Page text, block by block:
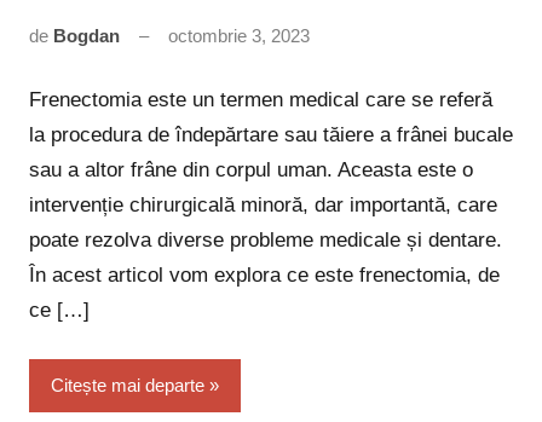
de Bogdan octombrie 3, 2023
Frenectomia este un termen medical care se referă
la procedura de îndepărtare sau tăiere a frânei bucale
sau a altor frâne din corpul uman. Aceasta este o
intervenție chirurgicală minoră, dar importantă, care
poate rezolva diverse probleme medicale și dentare.
În acest articol vom explora ce este frenectomia, de
ce […]
Citește mai departe